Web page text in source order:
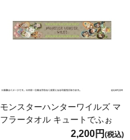
モンスターハンターワイルズ マ
フラータオル キュートでふぉ
2,200円 (税込)